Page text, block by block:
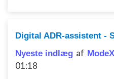
Digital ADR-assistent -
Nyeste indlæg af
01:18